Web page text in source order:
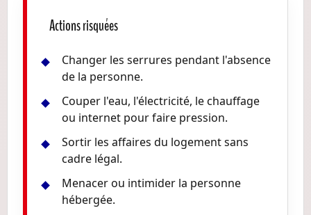
Actions risquées
Changer les serrures pendant l'absence
de la personne.
Couper l'eau, l'électricité, le chauffage
ou internet pour faire pression.
Sortir les affaires du logement sans
cadre légal.
Menacer ou intimider la personne
hébergée.